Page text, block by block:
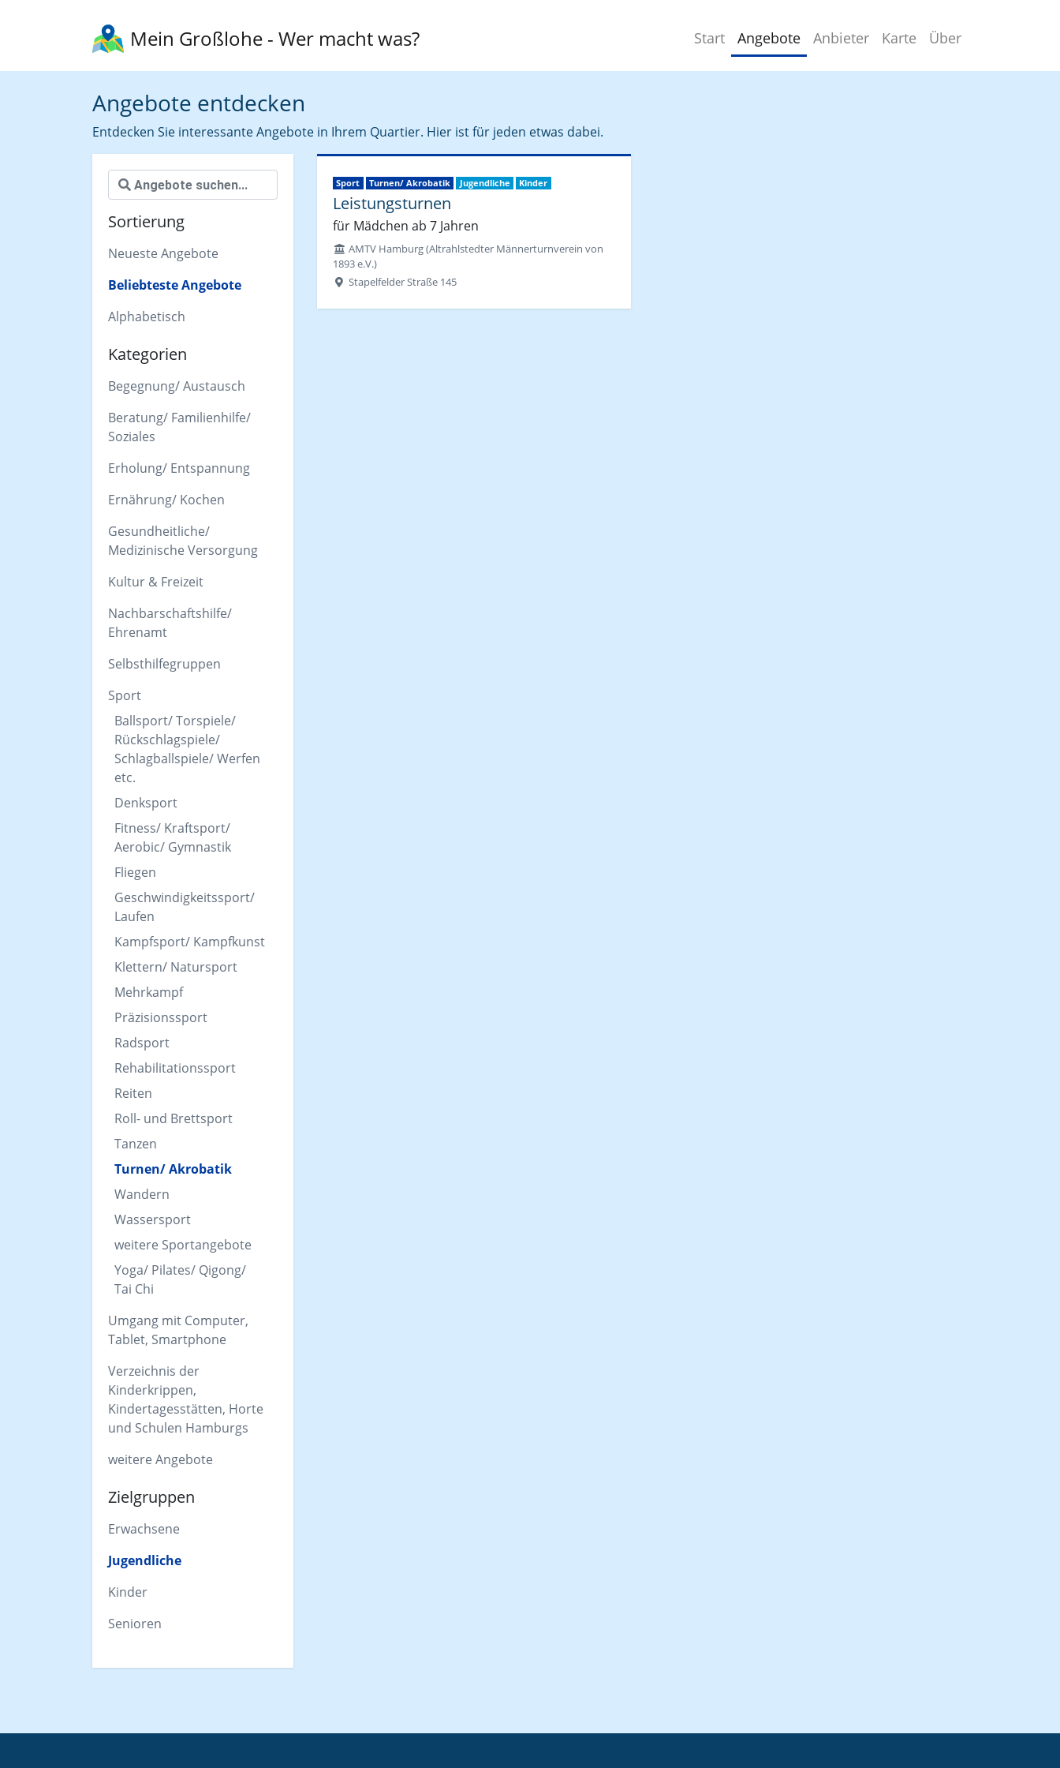
Mein Großlohe - Wer macht was? Start Angebote Anbieter Karte Über
Angebote entdecken
Entdecken Sie interessante Angebote in Ihrem Quartier. Hier ist für jeden etwas dabei.
Sortierung
Neueste Angebote
Beliebteste Angebote
Alphabetisch
Kategorien
Begegnung/ Austausch
Beratung/ Familienhilfe/
Soziales
Erholung/ Entspannung
Ernährung/ Kochen
Gesundheitliche/
Medizinische Versorgung
Kultur & Freizeit
Nachbarschaftshilfe/
Ehrenamt
Selbsthilfegruppen
Sport
Ballsport/ Torspiele/
Rückschlagspiele/
Schlagballspiele/ Werfen
etc.
Denksport
Fitness/ Kraftsport/
Aerobic/ Gymnastik
Fliegen
Geschwindigkeitssport/
Laufen
Kampfsport/ Kampfkunst
Klettern/ Natursport
Mehrkampf
Präzisionssport
Radsport
Rehabilitationssport
Reiten
Roll- und Brettsport
Tanzen
Turnen/ Akrobatik
Wandern
Wassersport
weitere Sportangebote
Yoga/ Pilates/ Qigong/
Tai Chi
Umgang mit Computer,
Tablet, Smartphone
Verzeichnis der
Kinderkrippen,
Kindertagesstätten, Horte
und Schulen Hamburgs
weitere Angebote
Zielgruppen
Erwachsene
Jugendliche
Kinder
Senioren
Sport Turnen/ Akrobatik Jugendliche Kinder
Leistungsturnen
für Mädchen ab 7 Jahren
AMTV Hamburg (Altrahlstedter Männerturnverein von
1893 e.V.)
Stapelfelder Straße 145